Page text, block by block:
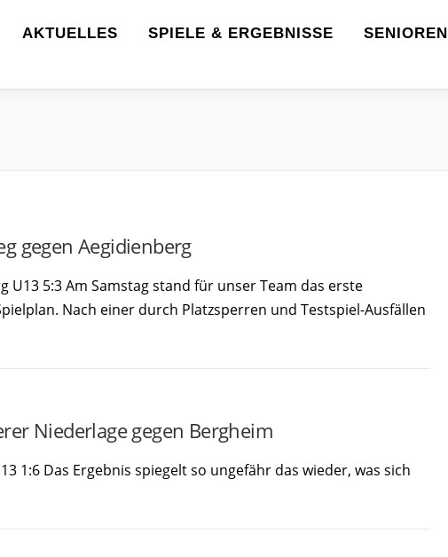
AKTUELLES SPIELE & ERGEBNISSE SENIOREN
gegen Aegidienberg
U13 5:3 Am Samstag stand für unser Team das erste
Nach einer durch Platzsperren und Testspiel-Ausfällen
Niederlage gegen Bergheim
1:6 Das Ergebnis spiegelt so ungefähr das wieder, was sich